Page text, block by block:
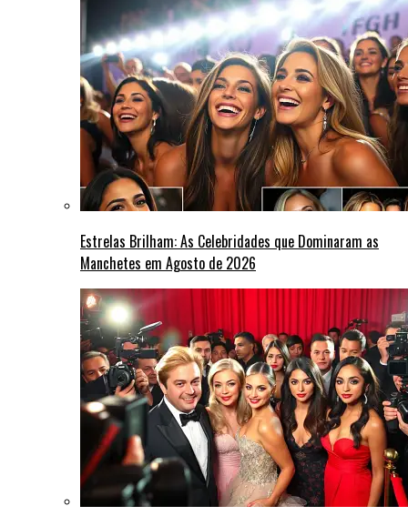
Estrelas Brilham: As Celebridades que Dominaram as
Manchetes em Agosto de 2026